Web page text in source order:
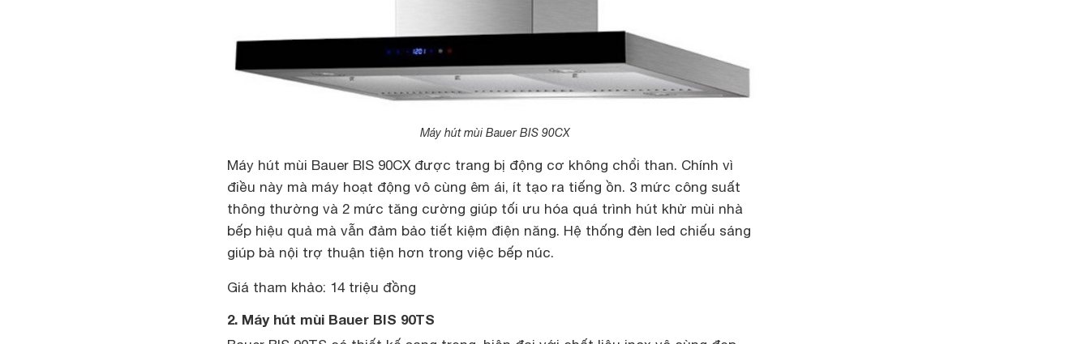
Máy hút mùi Bauer BIS 90CX
Máy hút mùi Bauer BIS 90CX được trang bị động cơ không chổi than. Chính vì
điều này mà máy hoạt động vô cùng êm ái, ít tạo ra tiếng ồn. 3 mức công suất
thông thường và 2 mức tăng cường giúp tối ưu hóa quá trình hút khử mùi nhà
bếp hiệu quả mà vẫn đảm bảo tiết kiệm điện năng. Hệ thống đèn led chiếu sáng
giúp bà nội trợ thuận tiện hơn trong việc bếp núc.
Giá tham khảo: 14 triệu đồng
2. Máy hút mùi Bauer BIS 90TS